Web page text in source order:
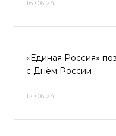
16.06.24
«Единая Россия»
с Днём России
12.06.24